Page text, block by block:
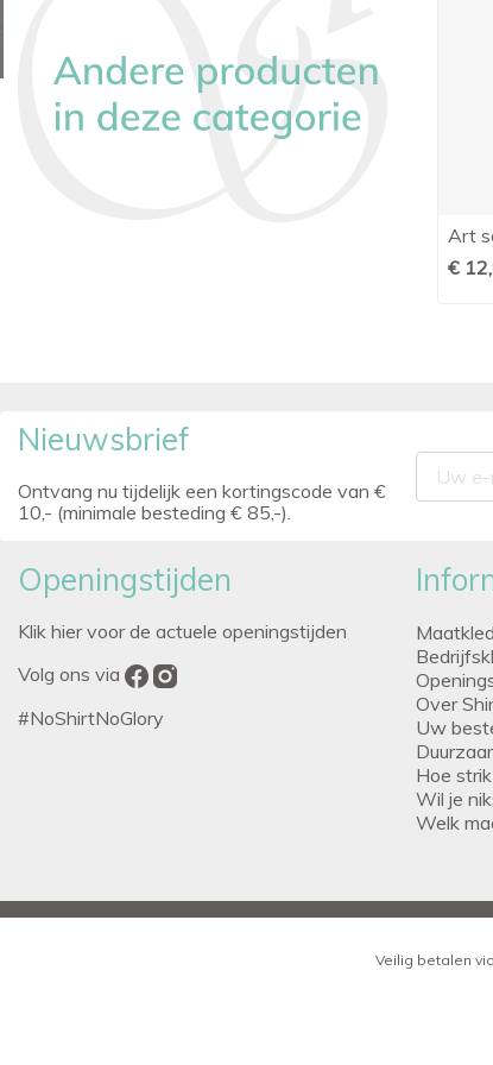
Art
€
Nieuwsbrief
Ontvang nu tijdelijk een kortingscode van €
10,- (minimale besteding € 85,-).
Openingstijden
Klik hier voor de actuele openingstijden
Volg ons via
#NoShirtNoGlory
Over
Uw
Hoe
Wil je
Welk
Veilig betalen via